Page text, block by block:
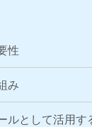
性
み
として活用す